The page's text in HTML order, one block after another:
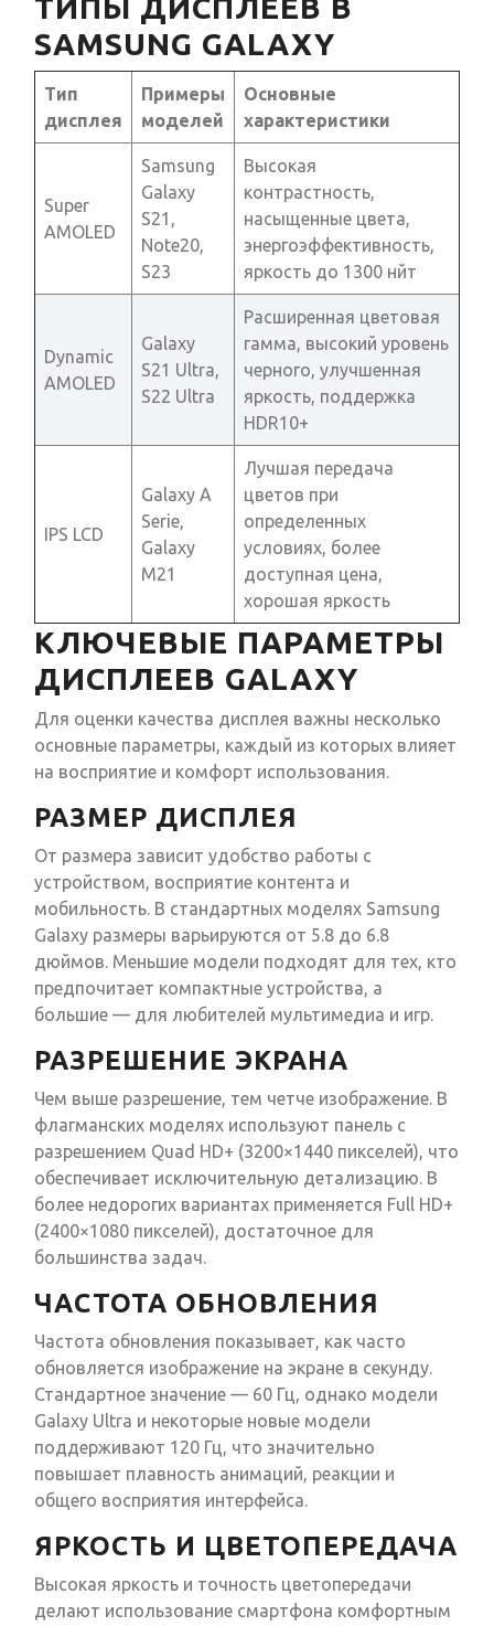
ТИПЫ ДИСПЛЕЕВ В
SAMSUNG GALAXY
Тип
дисплея
Примеры
моделей
Основные
характеристики
Super
AMOLED
Samsung
Galaxy
S21,
Note20,
S23
Высокая
контрастность,
насыщенные цвета,
энергоэффективность,
яркость до 1300 нйт
Dynamic
AMOLED
Galaxy
S21 Ultra,
S22 Ultra
Расширенная цветовая
гамма, высокий уровень
черного, улучшенная
яркость, поддержка
HDR10+
IPS LCD
Galaxy A
Serie,
Galaxy
M21
Лучшая передача
цветов при
определенных
условиях, более
доступная цена,
хорошая яркость
КЛЮЧЕВЫЕ ПАРАМЕТРЫ
ДИСПЛЕЕВ GALAXY
Для оценки качества дисплея важны несколько
основные параметры, каждый из которых влияет
на восприятие и комфорт использования.
РАЗМЕР ДИСПЛЕЯ
От размера зависит удобство работы с
устройством, восприятие контента и
мобильность. В стандартных моделях Samsung
Galaxy размеры варьируются от 5.8 до 6.8
дюймов. Меньшие модели подходят для тех, кто
предпочитает компактные устройства, а
большие — для любителей мультимедиа и игр.
РАЗРЕШЕНИЕ ЭКРАНА
Чем выше разрешение, тем четче изображение. В
флагманских моделях используют панель с
разрешением Quad HD+ (3200×1440 пикселей), что
обеспечивает исключительную детализацию. В
более недорогих вариантах применяется Full HD+
(2400×1080 пикселей), достаточное для
большинства задач.
ЧАСТОТА ОБНОВЛЕНИЯ
Частота обновления показывает, как часто
обновляется изображение на экране в секунду.
Стандартное значение — 60 Гц, однако модели
Galaxy Ultra и некоторые новые модели
поддерживают 120 Гц, что значительно
повышает плавность анимаций, реакции и
общего восприятия интерфейса.
ЯРКОСТЬ И ЦВЕТОПЕРЕДАЧА
Высокая яркость и точность цветопередачи
делают использование смартфона комфортным